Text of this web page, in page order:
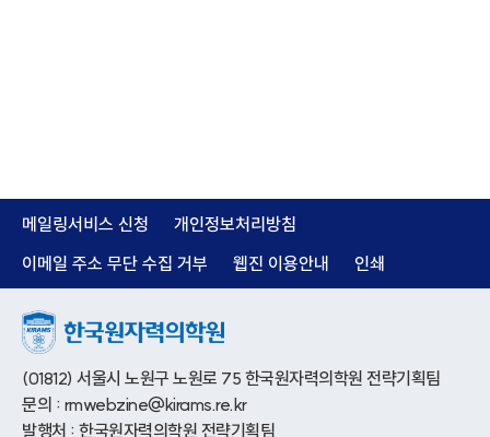
메일링서비스 신청
개인정보처리방침
이메일 주소 무단 수집 거부
웹진 이용안내 인쇄
(01812) 서울시 노원구 노원로 75 한국원자력의학원 전략기획팀
문의 : rmwebzine@kirams.re.kr
발행처 : 한국원자력의학원 전략기획팀